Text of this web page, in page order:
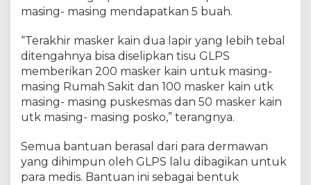
masing- masing mendapatkan 5 buah.
“Terakhir masker kain dua lapir yang lebih tebal
ditengahnya bisa diselipkan tisu GLPS
memberikan 200 masker kain untuk masing-
masing Rumah Sakit dan 100 masker kain utk
masing- masing puskesmas dan 50 masker kain
utk masing- masing posko,” terangnya.
Semua bantuan berasal dari para dermawan
yang dihimpun oleh GLPS lalu dibagikan untuk
para medis. Bantuan ini sebagai bentuk